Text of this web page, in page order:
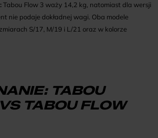
Tabou Flow 3 waży 14,2 kg, natomiast dla wersji
nie podaje dokładnej wagi. Oba modele
S/17, M/19 i L/21 oraz w kolorze
TABOU
TABOU FLOW